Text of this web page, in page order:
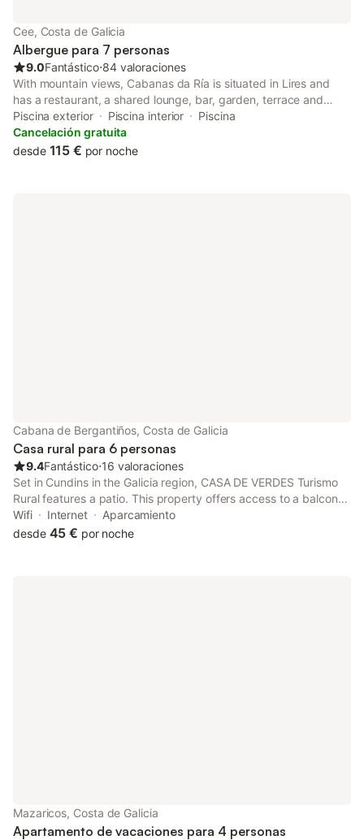
ciclismo, piragüismo y pesca, con gimnasio y bañera de
hidromasaje disponibles en las instalaciones.
Cee, Costa de Galicia
Albergue para 7 personas
9.0Fantástico⋅84 valoraciones
With mountain views, Cabanas da Ría is situated in Lires and
has a restaurant, a shared lounge, bar, garden, terrace and
children's playground. Both WiFi and private parking are
accessible at the lodge free of charge.
Piscina exterior Piscina interior
Piscina
Cancelación gratuita
desde 115 € por noche
Cabana de Bergantiños, Costa de Galicia
Casa rural para 6 personas
9.4Fantástico⋅16 valoraciones
Set in Cundins in the Galicia region, CASA DE VERDES Turismo
Rural features a patio. This property offers access to a balcony,
free private parking and free WiFi. Featuring a private entrance,
the country house allows guests to maintain their...
Wifi Internet
Aparcamiento
desde 45 € por noche
Mazaricos, Costa de Galicia
Apartamento de vacaciones para 4 personas